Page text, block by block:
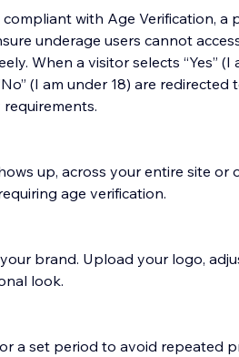
with Age Verification,
underage users cannot
When a visitor selects “Yes”
(I am under 18) are
up, across your entire site or
age verification.
brand. Upload your logo,
look.
a set period to avoid repeated